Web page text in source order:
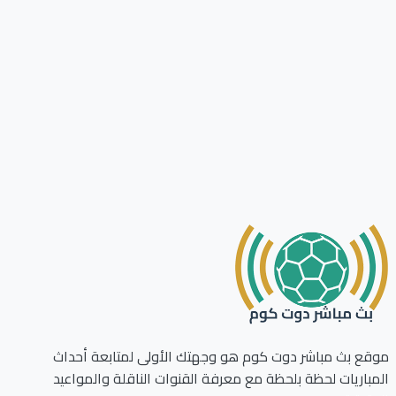
بث مباشر دوت كوم هو وجهتك الأولى لمتابعة أحداث
لحظة بلحظة مع معرفة القنوات الناقلة والمواعيد